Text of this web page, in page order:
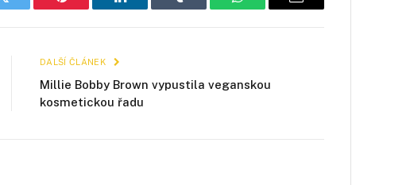
Twitter Pinterest LinkedIn Tumblr WhatsAppE-
DALŠÍ ČLÁNEK
Millie Bobby Brown vypustila veganskou
kosmetickou řadu